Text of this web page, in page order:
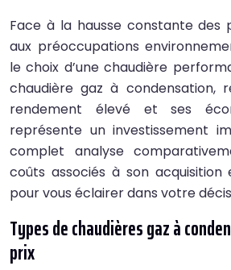
Face à la hausse constante des
aux préoccupations
le choix d’une chaudière
chaudière gaz à condensation,
rendement élevé et ses
représente un investissement
complet analyse
coûts associés à son
pour vous éclairer dans votre
Types de chaudières gaz à
prix